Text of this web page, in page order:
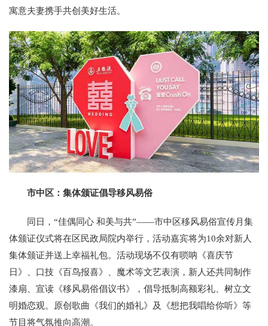
寓意夫妻携手共创美好生活。
市中区：集体颁证倡导移风易俗
同日，“佳偶同心 和美与共”——市中区移风易俗宣传月集
体颁证仪式将在区民政局院内举行，活动嘉宾将为10余对新人
集体颁证并送上幸福礼包。活动现场不仅有唢呐《喜庆节
日》、口技《百鸟报喜》、魔术等文艺表演，新人还共同制作
漆扇、宣读《移风易俗倡议书》，倡导抵制高额彩礼、树立文
明婚恋观。原创歌曲《我们的婚礼》及《想把我唱给你听》等
节目将气氛推向高潮。